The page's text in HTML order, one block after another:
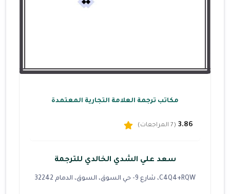
مكاتب ترجمة العلامة التجارية المعتمدة
3.86 (7 المراجعات)
سعد علي الشدي الخالدي للترجمة
C4Q4+RQW، شارع 9- حي السوق، السوق، الدمام 32242